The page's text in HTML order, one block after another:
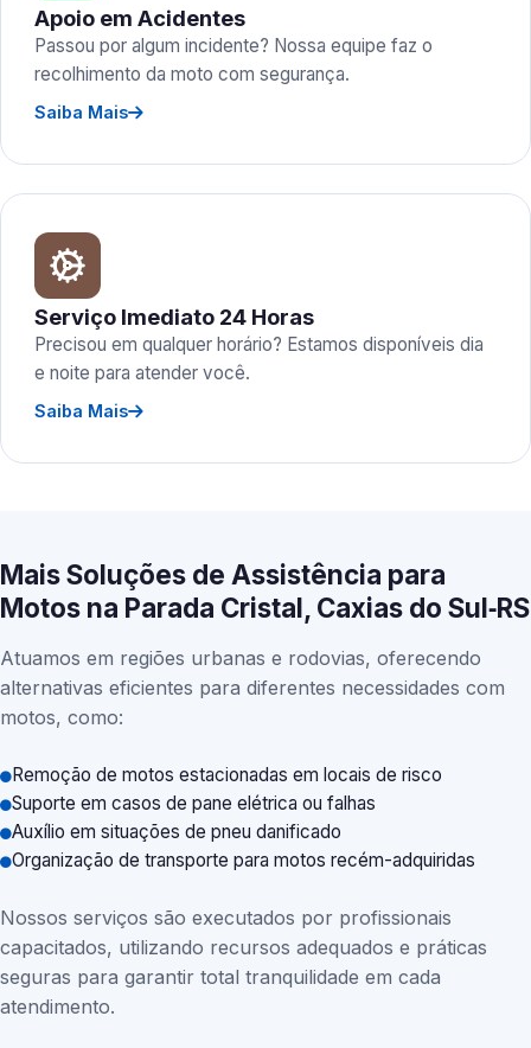
Apoio em Acidentes
Passou por algum incidente? Nossa equipe faz o
recolhimento da moto com segurança.
Saiba Mais
Serviço Imediato 24 Horas
Precisou em qualquer horário? Estamos disponíveis dia
e noite para atender você.
Saiba Mais
Mais Soluções de Assistência para
Motos na Parada Cristal, Caxias do Sul‑RS
Atuamos em regiões urbanas e rodovias, oferecendo
alternativas eficientes para diferentes necessidades com
motos, como:
Remoção de motos estacionadas em locais de risco
Suporte em casos de pane elétrica ou falhas
Auxílio em situações de pneu danificado
Organização de transporte para motos recém-adquiridas
Nossos serviços são executados por profissionais
capacitados, utilizando recursos adequados e práticas
seguras para garantir total tranquilidade em cada
atendimento.